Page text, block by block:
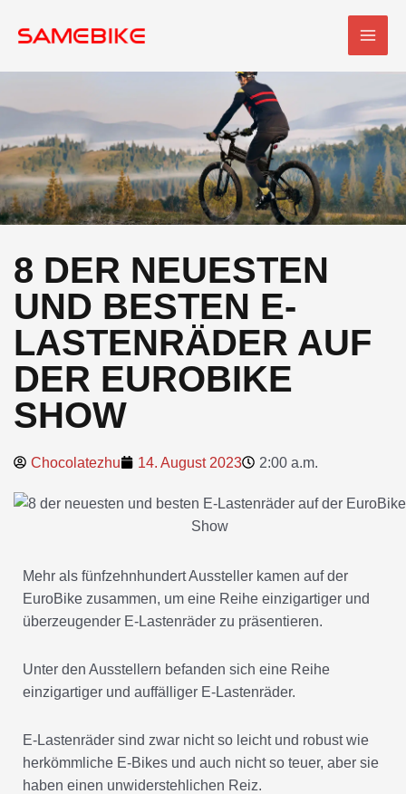
Inhalt
8 DER NEUESTEN
UND BESTEN E-
LASTENRÄDER AUF
DER EUROBIKE
SHOW
Chocolatezhu 14. August 2023 2:00 a.m.
Mehr als fünfzehnhundert Aussteller kamen auf der
EuroBike zusammen, um eine Reihe einzigartiger und
überzeugender E-Lastenräder zu präsentieren.
Unter den Ausstellern befanden sich eine Reihe
einzigartiger und auffälliger E-Lastenräder.
E-Lastenräder sind zwar nicht so leicht und robust wie
herkömmliche E-Bikes und auch nicht so teuer, aber sie
haben einen unwiderstehlichen Reiz.